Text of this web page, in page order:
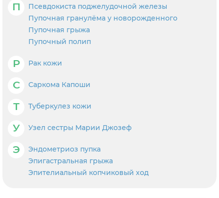
П
Псевдокиста поджелудочной железы
Пупочная гранулёма у новорожденного
Пупочная грыжа
Пупочный полип
Р Рак кожи
С Саркома Капоши
Т Туберкулез кожи
У Узел сестры Марии Джозеф
Э
Эндометриоз пупка
Эпигастральная грыжа
Эпителиальный копчиковый ход